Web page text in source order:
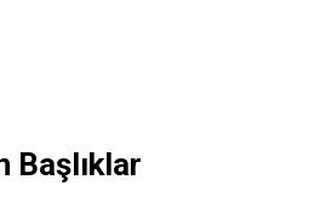
Başlıklar